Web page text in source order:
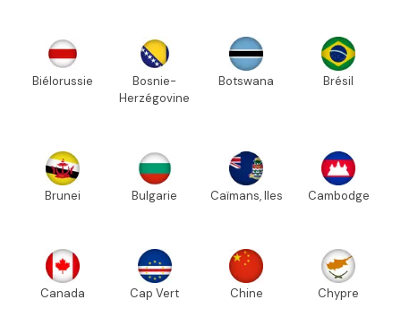
Biélorussie
Bosnie-
Herzégovine
Botswana Brésil
Brunei Bulgarie Caïmans, Iles Cambodge
Canada Cap Vert Chine Chypre